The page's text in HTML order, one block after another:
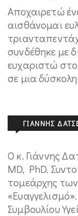
Αποχαιρετώ
αισθάνομαι
συνδέθηκε με
ευχαριστώ στο
σε μια
ΓΙΆΝΝΗΣ
Ο κ. Γιάννης
MD, PhD.
τομεάρχης
Συμβουλίου